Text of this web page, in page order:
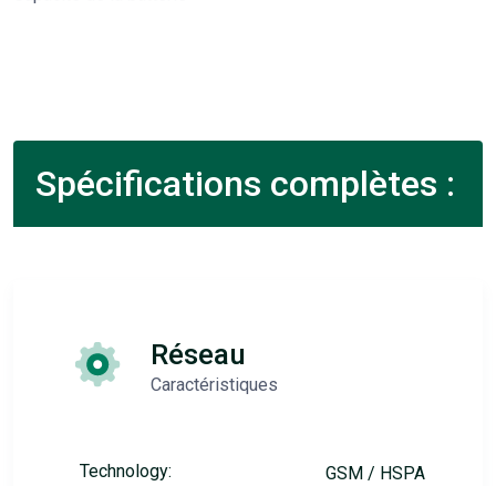
Spécifications complètes :
Réseau
Caractéristiques
Technology: GSM / HSPA